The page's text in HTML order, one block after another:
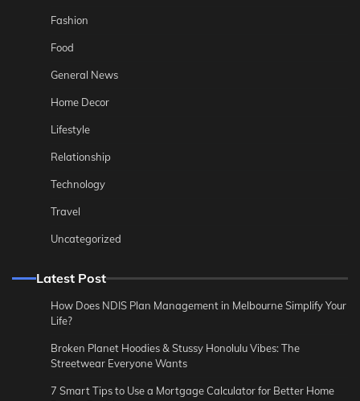
Fashion
Food
General News
Home Decor
Lifestyle
Relationship
Technology
Travel
Uncategorized
Latest Post
How Does NDIS Plan Management in Melbourne Simplify Your
Life?
Broken Planet Hoodies & Stussy Honolulu Vibes: The
Streetwear Everyone Wants
7 Smart Tips to Use a Mortgage Calculator for Better Home